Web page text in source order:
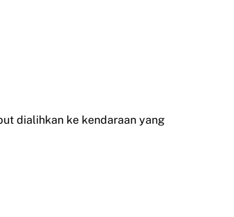
dialihkan ke kendaraan yang